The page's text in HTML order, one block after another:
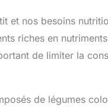
et nos besoins
riches en
de limiter la
de légumes